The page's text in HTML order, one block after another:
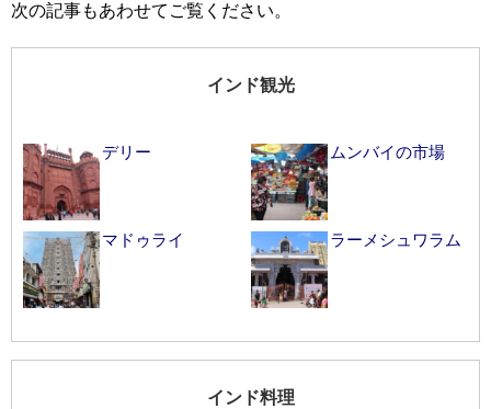
次の記事もあわせてご覧ください。
インド観光
デリー ムンバイの市場
マドゥライ ラーメシュワラム
インド料理